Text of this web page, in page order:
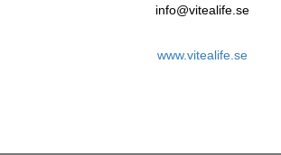
info@vitealife.se
www.vitealife.se